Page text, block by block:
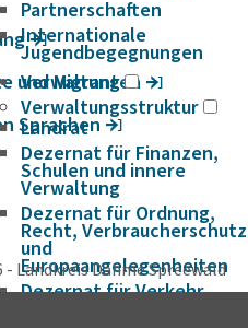
Partnerschaften
Internationale
Jugendbegegnungen
Verwaltung
Verwaltungsstruktur
Landrat
Dezernat für Finanzen,
Schulen und innere
Verwaltung
Dezernat für Ordnung,
Recht, Verbraucherschutz
und
Europaangelegenheiten
Dezernat für Verkehr,
und Migranten
Spra­chen
- Landkreis Dahme Spreewald